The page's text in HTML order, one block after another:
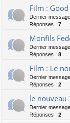
Film :
Dernier
Réponses : 7
Monfils
Dernier
Réponses : 8
Film : Le
Dernier
Réponses : 2
le nouveau
Dernier
Réponses : 2